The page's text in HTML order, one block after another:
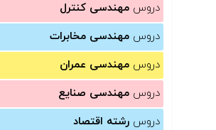
دروس مهندسی کنترل
دروس مهندسی مخابرات
دروس مهندسی عمران
دروس مهندسی صنایع
دروس رشته اقتصاد